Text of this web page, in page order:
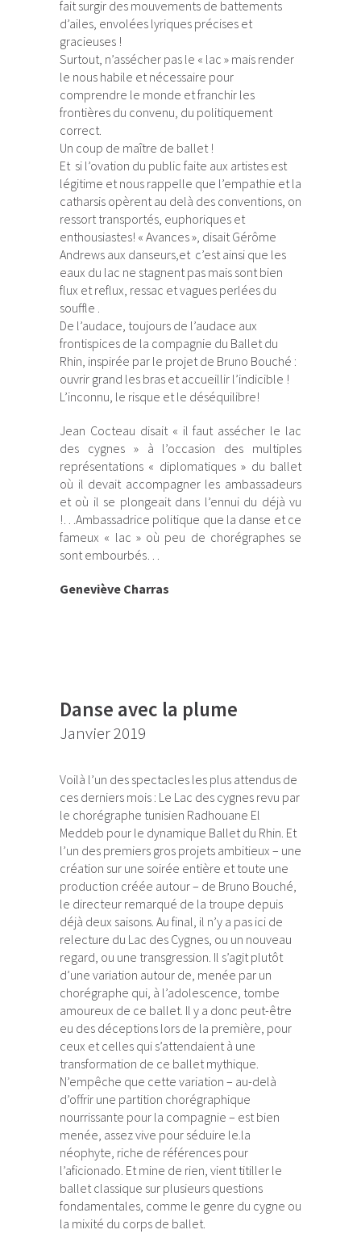
fait surgir des mouvements de battements
d’ailes, envolées lyriques précises et
gracieuses !
Surtout, n’assécher pas le « lac » mais render
le nous habile et nécessaire pour
comprendre le monde et franchir les
frontières du convenu, du politiquement
correct.
Un coup de maître de ballet !
Et si l’ovation du public faite aux artistes est
légitime et nous rappelle que l’empathie et la
catharsis opèrent au delà des conventions, on
ressort transportés, euphoriques et
enthousiastes! « Avances », disait Gérôme
Andrews aux danseurs,et c’est ainsi que les
eaux du lac ne stagnent pas mais sont bien
flux et reflux, ressac et vagues perlées du
souffle .
De l’audace, toujours de l’audace aux
frontispices de la compagnie du Ballet du
Rhin, inspirée par le projet de Bruno Bouché :
ouvrir grand les bras et accueillir l’indicible !
L’inconnu, le risque et le déséquilibre!
Jean Cocteau disait « il faut assécher le lac
des cygnes » à l’occasion des multiples
représentations « diplomatiques » du ballet
où il devait accompagner les ambassadeurs
et où il se plongeait dans l’ennui du déjà vu
!…Ambassadrice politique que la danse et ce
fameux « lac » où peu de chorégraphes se
sont embourbés…
Geneviève Charras
Danse avec la plume
Janvier 2019
Voilà l’un des spectacles les plus attendus de
ces derniers mois : Le Lac des cygnes revu par
le chorégraphe tunisien Radhouane El
Meddeb pour le dynamique Ballet du Rhin. Et
l’un des premiers gros projets ambitieux – une
création sur une soirée entière et toute une
production créée autour – de Bruno Bouché,
le directeur remarqué de la troupe depuis
déjà deux saisons. Au final, il n’y a pas ici de
relecture du Lac des Cygnes, ou un nouveau
regard, ou une transgression. Il s’agit plutôt
d’une variation autour de, menée par un
chorégraphe qui, à l’adolescence, tombe
amoureux de ce ballet. Il y a donc peut-être
eu des déceptions lors de la première, pour
ceux et celles qui s’attendaient à une
transformation de ce ballet mythique.
N’empêche que cette variation – au-delà
d’offrir une partition chorégraphique
nourrissante pour la compagnie – est bien
menée, assez vive pour séduire le.la
néophyte, riche de références pour
l’aficionado. Et mine de rien, vient titiller le
ballet classique sur plusieurs questions
fondamentales, comme le genre du cygne ou
la mixité du corps de ballet.